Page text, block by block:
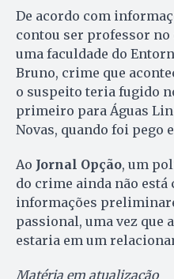
De acordo com
contou ser professor no
uma faculdade do
Bruno, crime que
o suspeito teria fugido
primeiro para Águas
Novas, quando foi pego
Ao Jornal Opção, um
do crime ainda não está
informações
passional, uma vez que
estaria em um
Matéria em atualização